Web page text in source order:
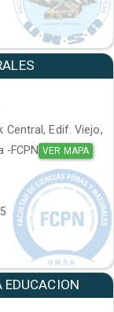
Central, Edif. Viejo,
FCPN VER MAPA
EDUCACION